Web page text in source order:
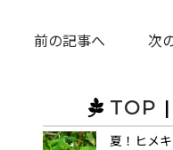
前の記事へ 次の
TOP |
夏！ヒメ